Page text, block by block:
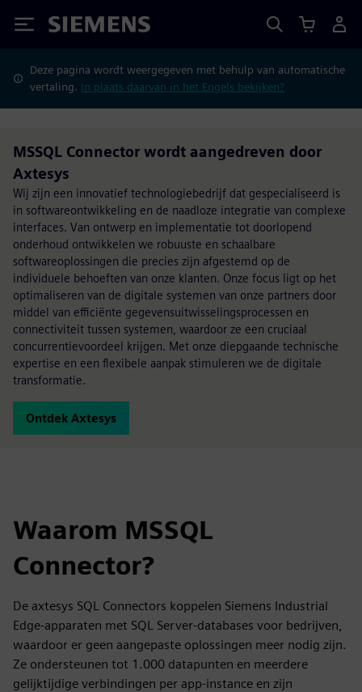
Siemens
Deze pagina wordt weergegeven met behulp van automatische
vertaling. In plaats daarvan in het Engels bekijken?
MSSQL Connector wordt aangedreven door
Axtesys
Wij zijn een innovatief technologiebedrijf dat gespecialiseerd is
in softwareontwikkeling en de naadloze integratie van complexe
interfaces. Van ontwerp en implementatie tot doorlopend
onderhoud ontwikkelen we robuuste en schaalbare
softwareoplossingen die precies zijn afgestemd op de
individuele behoeften van onze klanten. Onze focus ligt op het
optimaliseren van de digitale systemen van onze partners door
middel van efficiënte gegevensuitwisselingsprocessen en
connectiviteit tussen systemen, waardoor ze een cruciaal
concurrentievoordeel krijgen. Met onze diepgaande technische
expertise en een flexibele aanpak stimuleren we de digitale
transformatie.
Ontdek Axtesys
Waarom MSSQL
Connector?
De axtesys SQL Connectors koppelen Siemens Industrial
Edge-apparaten met SQL Server-databases voor bedrijven,
waardoor er geen aangepaste oplossingen meer nodig zijn.
Ze ondersteunen tot 1.000 datapunten en meerdere
gelijktijdige verbindingen per app-instance en zijn